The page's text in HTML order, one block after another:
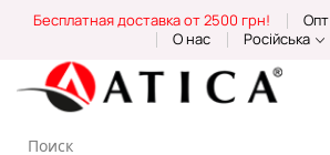
Content
Бесплатная доставка от 2500 грн!
О нас
Російська